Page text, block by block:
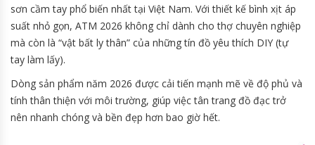
sơn cầm tay phổ biến nhất tại Việt Nam. Với thiết kế bình xịt áp
suất nhỏ gọn, ATM 2026 không chỉ dành cho thợ chuyên nghiệp
mà còn là “vật bất ly thân” của những tín đồ yêu thích DIY (tự
tay làm lấy).
Dòng sản phẩm năm 2026 được cải tiến mạnh mẽ về độ phủ và
tính thân thiện với môi trường, giúp việc tân trang đồ đạc trở
nên nhanh chóng và bền đẹp hơn bao giờ hết.